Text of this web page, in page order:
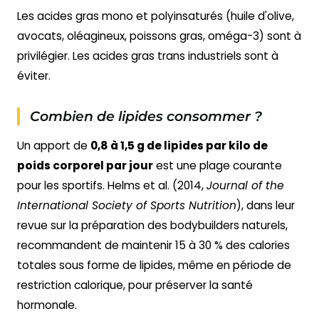
Les acides gras mono et polyinsaturés (huile d'olive,
avocats, oléagineux, poissons gras, oméga-3) sont à
privilégier. Les acides gras trans industriels sont à
éviter.
Combien de lipides consommer ?
Un apport de 0,8 à 1,5 g de lipides par kilo de
poids corporel par jourest une plage courante
pour les sportifs. Helms et al. (2014,Journal of the
International Society of Sports Nutrition), dans leur
revue sur la préparation des bodybuilders naturels,
recommandent de maintenir 15 à 30 % des calories
totales sous forme de lipides, même en période de
restriction calorique, pour préserver la santé
hormonale.